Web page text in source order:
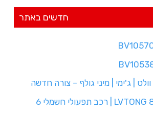
חדשים באתר
LVTONG 827G LONG 4+2 | רכב תפעולי חשמלי 6